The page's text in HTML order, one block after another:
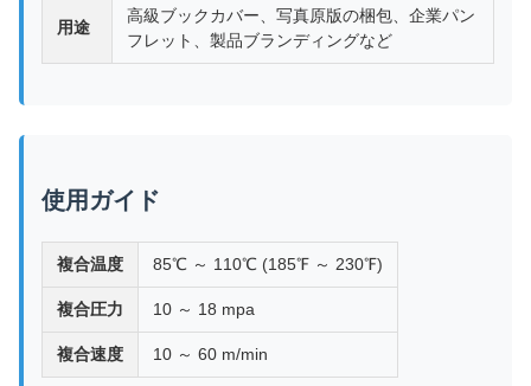
用途
高級ブックカバー、写真原版の梱包、企業パン
フレット、製品ブランディングなど
使用ガイド
複合温度 85℃ ～ 110℃ (185℉ ～ 230℉)
複合圧力 10 ～ 18 mpa
複合速度 10 ～ 60 m/min